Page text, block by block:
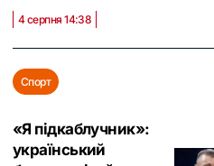
4 серпня 14:38
Спорт
«Я підкаблучник»:
український